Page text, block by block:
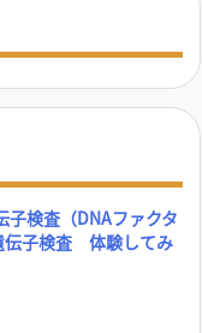
子検査（DNAファクタ
伝子検査 体験してみ